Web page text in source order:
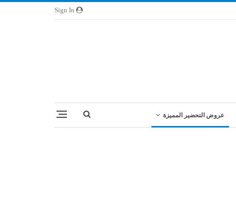
عروض التحضير المميزة